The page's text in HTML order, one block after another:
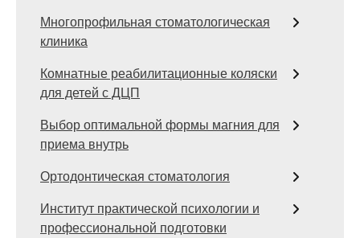
Многопрофильная стоматологическая
клиника
Комнатные реабилитационные коляски
для детей с ДЦП
Выбор оптимальной формы магния для
приема внутрь
Ортодонтическая стоматология
Институт практической психологии и
профессиональной подготовки